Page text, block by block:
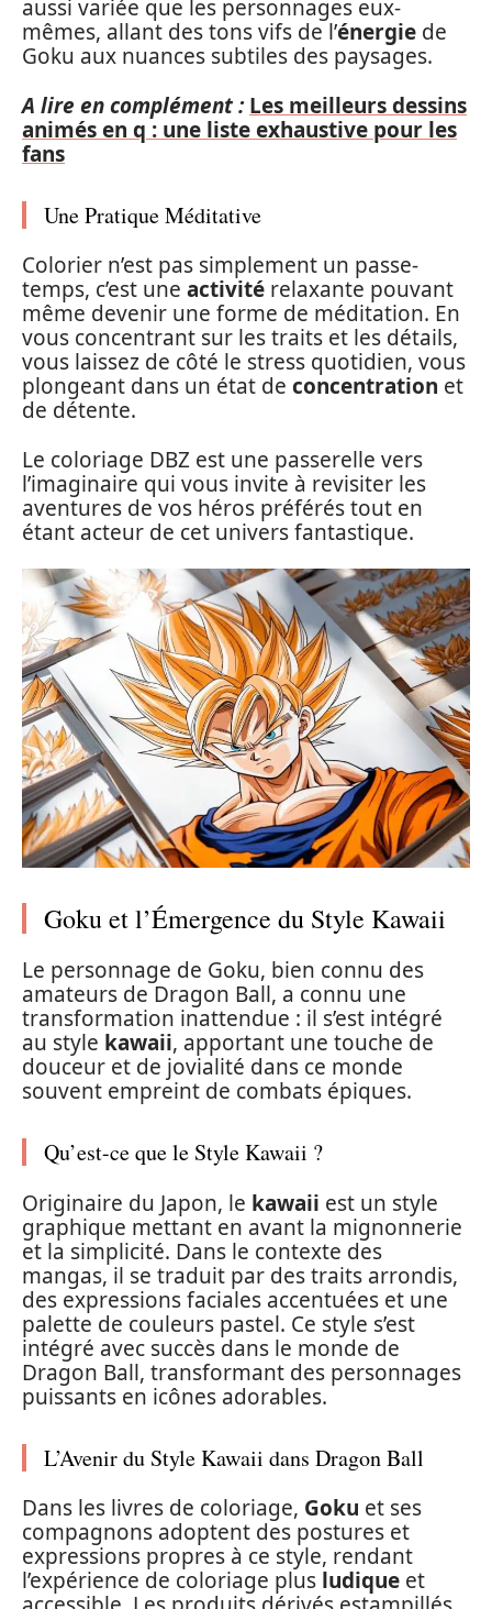
aussi variée que les personnages eux-
mêmes, allant des tons vifs de l’énergie de
Goku aux nuances subtiles des paysages.
A lire en complément : Les meilleurs dessins
animés en q : une liste exhaustive pour les
fans
Une Pratique Méditative
Colorier n’est pas simplement un passe-
temps, c’est une activité relaxante pouvant
même devenir une forme de méditation. En
vous concentrant sur les traits et les détails,
vous laissez de côté le stress quotidien, vous
plongeant dans un état de concentration et
de détente.
Le coloriage DBZ est une passerelle vers
l’imaginaire qui vous invite à revisiter les
aventures de vos héros préférés tout en
étant acteur de cet univers fantastique.
Goku et l’Émergence du Style Kawaii
Le personnage de Goku, bien connu des
amateurs de Dragon Ball, a connu une
transformation inattendue : il s’est intégré
au style kawaii, apportant une touche de
douceur et de jovialité dans ce monde
souvent empreint de combats épiques.
Qu’est-ce que le Style Kawaii ?
Originaire du Japon, le kawaii est un style
graphique mettant en avant la mignonnerie
et la simplicité. Dans le contexte des
mangas, il se traduit par des traits arrondis,
des expressions faciales accentuées et une
palette de couleurs pastel. Ce style s’est
intégré avec succès dans le monde de
Dragon Ball, transformant des personnages
puissants en icônes adorables.
L’Avenir du Style Kawaii dans Dragon Ball
Dans les livres de coloriage, Goku et ses
compagnons adoptent des postures et
expressions propres à ce style, rendant
l’expérience de coloriage plus ludique et